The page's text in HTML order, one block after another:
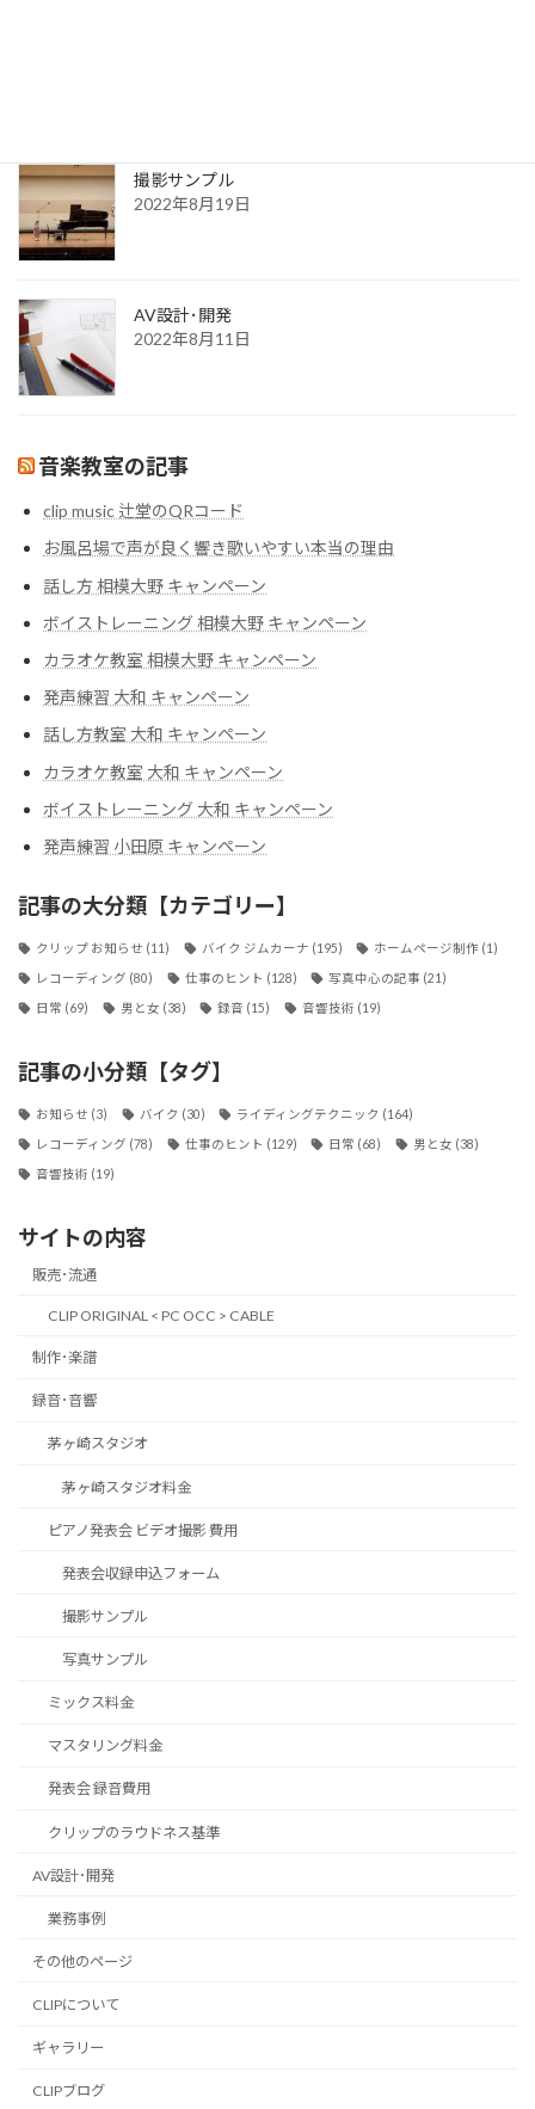
撮影サンプル
2022年8月19日
AV設計･開発
2022年8月11日
音楽教室の記事
clip music 辻堂のQRコード
お風呂場で声が良く響き歌いやすい本当の理由
話し方 相模大野 キャンペーン
ボイストレーニング 相模大野 キャンペーン
カラオケ教室 相模大野 キャンペーン
発声練習 大和 キャンペーン
話し方教室 大和 キャンペーン
カラオケ教室 大和 キャンペーン
ボイストレーニング 大和 キャンペーン
発声練習 小田原 キャンペーン
記事の大分類【カテゴリー】
クリップ お知らせ (11) バイク ジムカーナ (195) ホームページ制作 (1)
レコーディング (80) 仕事のヒント (128) 写真中心の記事 (21)
日常 (69) 男と女 (38) 録音 (15) 音響技術 (19)
記事の小分類【タグ】
お知らせ (3) バイク (30) ライディングテクニック (164)
レコーディング (78) 仕事のヒント (129) 日常 (68) 男と女 (38)
音響技術 (19)
サイトの内容
販売･流通
CLIP ORIGINAL < PC OCC > CABLE
制作･楽譜
録音･音響
茅ヶ崎スタジオ
茅ヶ崎スタジオ料金
ピアノ発表会 ビデオ撮影 費用
発表会収録申込フォーム
撮影サンプル
写真サンプル
ミックス料金
マスタリング料金
発表会 録音費用
クリップのラウドネス基準
AV設計･開発
業務事例
その他のページ
CLIPについて
ギャラリー
CLIPブログ